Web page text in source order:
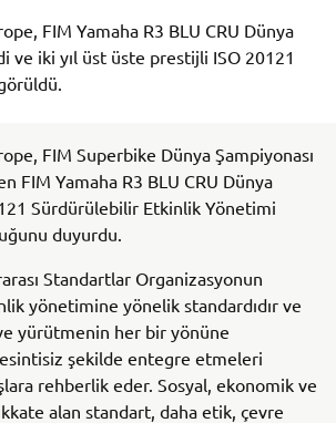
FIM Yamaha R3 BLU CRU Dünya
ve iki yıl üst üste prestijli ISO 20121
FIM Superbike Dünya Şampiyonası
FIM Yamaha R3 BLU CRU Dünya
Sürdürülebilir Etkinlik Yönetimi
duyurdu.
Standartlar Organizasyonun
yönetimine yönelik standardıdır ve
yürütmenin her bir yönüne
şekilde entegre etmeleri
rehberlik eder. Sosyal, ekonomik ve
alan standart, daha etik, çevre